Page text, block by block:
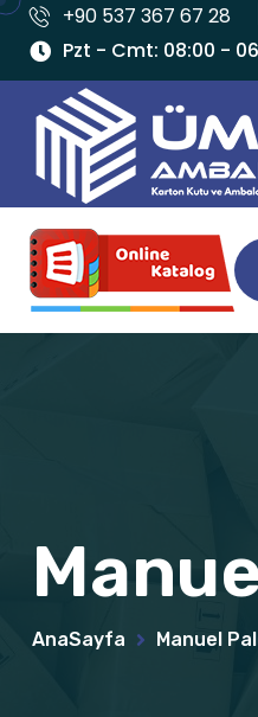
+90 537 367 67 28
Pzt - Cmt: 08:00 -
AnaSayfa Manuel